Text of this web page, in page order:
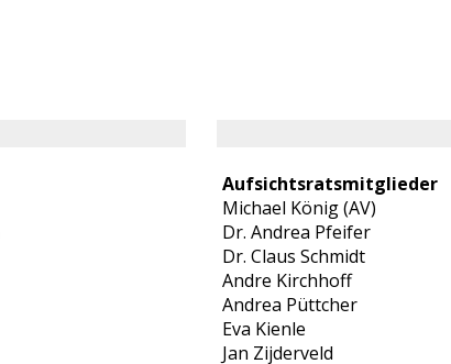
Aufsichtsratsmitglieder
Michael König (AV)
Dr. Andrea Pfeifer
Dr. Claus Schmidt
Andre Kirchhoff
Andrea Püttcher
Eva Kienle
Jan Zijderveld